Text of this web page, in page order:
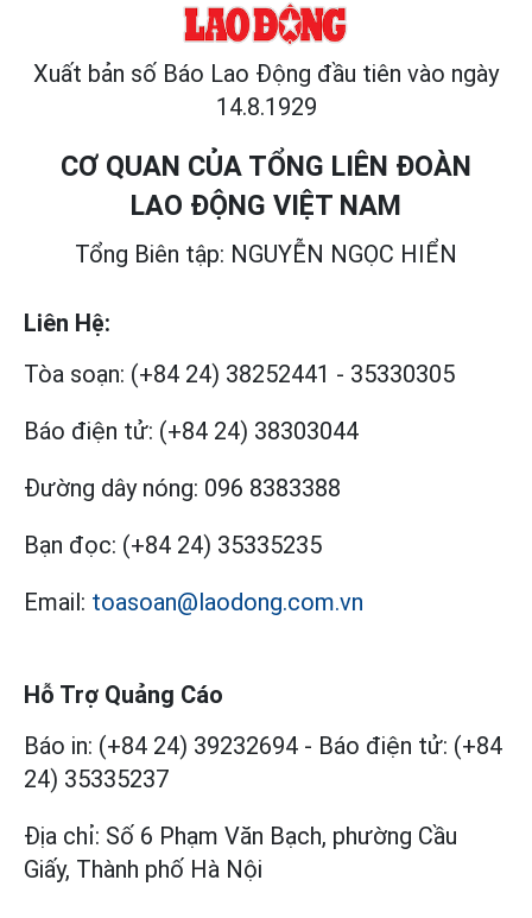
Xuất bản số Báo Lao Động đầu tiên vào ngày
14.8.1929
CƠ QUAN CỦA TỔNG LIÊN ĐOÀN
LAO ĐỘNG VIỆT NAM
Tổng Biên tập: NGUYỄN NGỌC HIỂN
Liên Hệ:
Tòa soạn: (+84 24) 38252441 - 35330305
Báo điện tử: (+84 24) 38303044
Đường dây nóng: 096 8383388
Bạn đọc: (+84 24) 35335235
Email: toasoan@laodong.com.vn
Hỗ Trợ Quảng Cáo
Báo in: (+84 24) 39232694 - Báo điện tử: (+84
24) 35335237
Địa chỉ: Số 6 Phạm Văn Bạch, phường Cầu
Giấy, Thành phố Hà Nội